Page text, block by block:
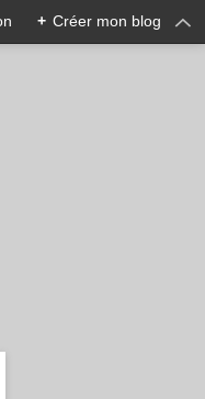
+ Créer mon blog